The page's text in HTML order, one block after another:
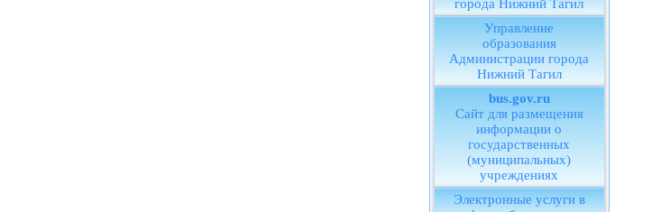
города Нижний Тагил
Управление
образования
Администрации города
Нижний Тагил
bus.gov.ru
Сайт для размещения
информации о
государственных
(муниципальных)
учреждениях
Электронные услуги в